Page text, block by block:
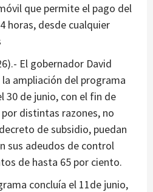
que permite el pago del
horas, desde cualquier
El gobernador David
ampliación del programa
30 de junio, con el fin de
distintas razones, no
de subsidio, puedan
sus adeudos de control
de hasta 65 por ciento.
concluía el 11de junio,